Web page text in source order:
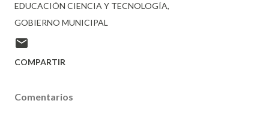
EDUCACIÓN CIENCIA Y TECNOLOGÍA
GOBIERNO MUNICIPAL
COMPARTIR
Comentarios